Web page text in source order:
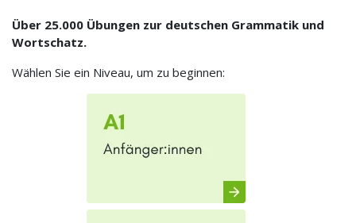
Über 25.000 Übungen zur deutschen Grammatik und
Wortschatz.
Wählen Sie ein Niveau, um zu beginnen: